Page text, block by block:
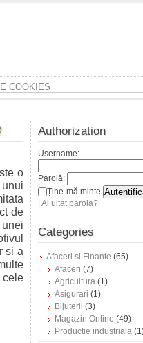
COOKIES
o
de
si a
Authorization
Username:
Parolă:
Ține-mă minte
Ai uitat parola?
Categories
Afaceri si Finante (65)
Afaceri (7)
Agricultura (1)
Asigurari (1)
Bijuterii (3)
Magazin Online (49)
Productie industriala